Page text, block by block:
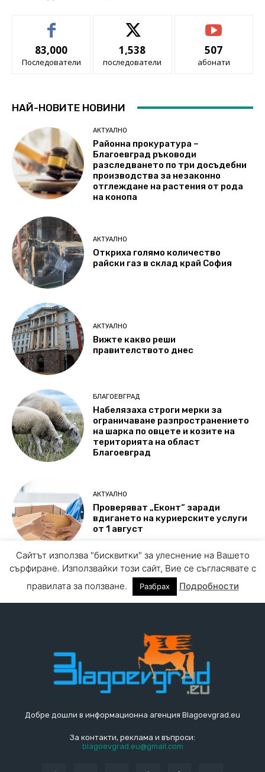
Добре дошли в информационна агенция Blagoevgrad.eu
За контакти, реклама и въпроси:
blagoevgrad.eu@gmail.com